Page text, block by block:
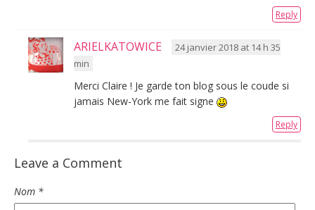
Reply
ARIELKATOWICE
24 janvier 2018 at 14 h 35
min
Merci Claire ! Je garde ton blog sous le coude si
jamais New-York me fait signe
Reply
Leave a Comment
Nom *